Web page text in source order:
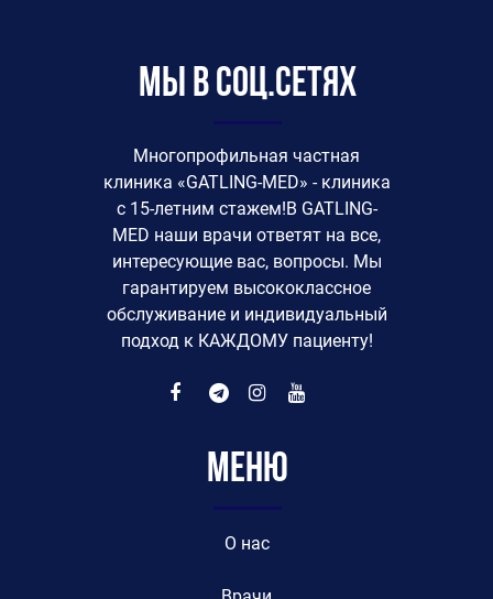
Мы в соц.сетях
Многопрофильная частная
клиника «GATLING-MED» - клиника
с 15-летним стажем!В GATLING-
MED наши врачи ответят на все,
интересующие вас, вопросы. Мы
гарантируем высококлассное
обслуживание и индивидуальный
подход к КАЖДОМУ пациенту!
Меню
O нас